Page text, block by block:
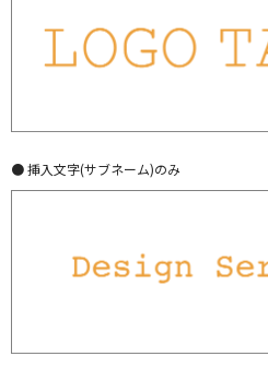
● 挿入文字(サブネーム)のみ